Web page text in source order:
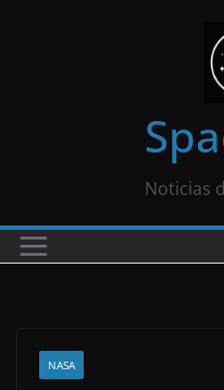
Noticias
NASA